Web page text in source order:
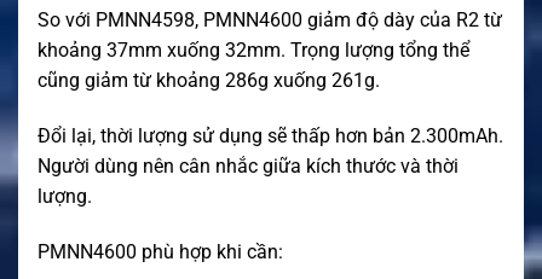
So với PMNN4598, PMNN4600 giảm độ dày của R2 từ
khoảng 37mm xuống 32mm. Trọng lượng tổng thể
cũng giảm từ khoảng 286g xuống 261g.
Đổi lại, thời lượng sử dụng sẽ thấp hơn bản 2.300mAh.
Người dùng nên cân nhắc giữa kích thước và thời
lượng.
PMNN4600 phù hợp khi cần: